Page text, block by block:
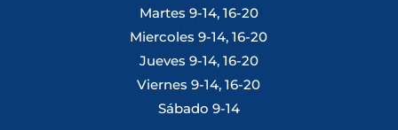
Martes 9-14, 16-20
Miercoles 9-14, 16-20
Jueves 9-14, 16-20
Viernes 9-14, 16-20
Sábado 9-14